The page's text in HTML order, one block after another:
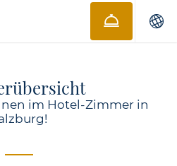
im Hotel-Zimmer in